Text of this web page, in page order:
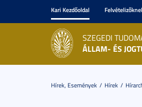
Kari Kezdőoldal
SZEGEDI
ÁLLAM- ÉS
Hírek, Események Hírek